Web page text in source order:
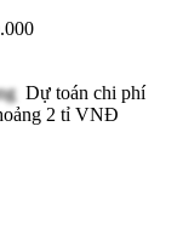
Dự toán chi phí
2 tỉ VNĐ